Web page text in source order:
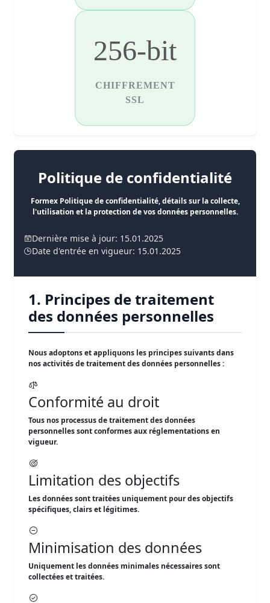
Politique de confidentialité
Formex Politique de confidentialité, détails sur la collecte,
l'utilisation et la protection de vos données personnelles.
Dernière mise à jour: 15.01.2025
Date d'entrée en vigueur: 15.01.2025
1. Principes de traitement
des données personnelles
Nous adoptons et appliquons les principes suivants dans
nos activités de traitement des données personnelles :
Conformité au droit
Tous nos processus de traitement des données
personnelles sont conformes aux réglementations en
vigueur.
Limitation des objectifs
Les données sont traitées uniquement pour des objectifs
spécifiques, clairs et légitimes.
Minimisation des données
Uniquement les données minimales nécessaires sont
collectées et traitées.
256-bit
CHIFFREMENT
SSL